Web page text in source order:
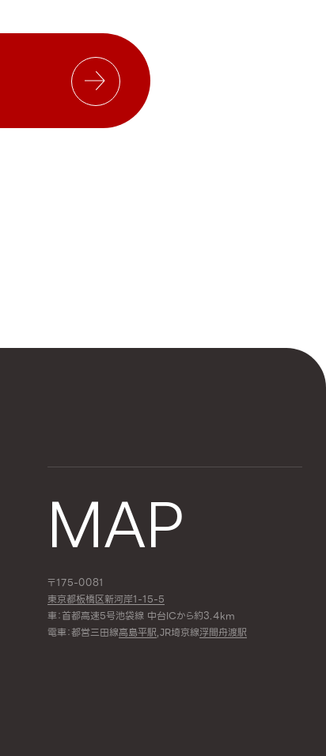
MAP
〒175-0081
東京都板橋区新河岸1-15-5
車：首都高速5号池袋線 中台ICから約3.4km
電車：都営三田線高島平駅,JR埼京線浮間舟渡駅